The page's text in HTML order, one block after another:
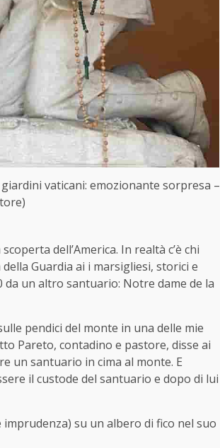
vaticani: emozionante sorpresa –
dell’America. In realtà c’è chi
Guardia ai i marsigliesi, storici e
un altro santuario: Notre dame de la
pendici del monte in una delle mie
Pareto, contadino e pastore, disse ai
un santuario in cima al monte. E
il custode del santuario e dopo di lui
su un albero di fico nel suo